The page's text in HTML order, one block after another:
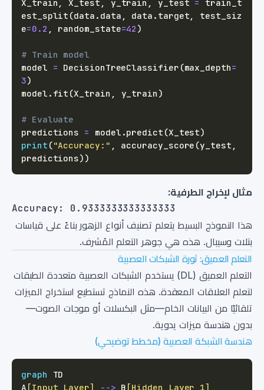
X_train , X_test , y_train , y_test =
train_t
est_split (data . data , data . target,
test_siz
e=0.2 , random_state=42 )
# Train model
model = DecisionTreeClassifier (max_depth=
3)
model . fit (X_train , y_train )
# Evaluate
predictions = model .predict (X_test)
print ("Accuracy:" , accuracy_score (y_test ,
predictions) )
مثال لإخراج الطرفية:
هذا النموذج البسيط يتعلم تصنيف أنواع الزهور بناءً على قياسات
بتلات وسيبال. هذه هي جوهر التعلم المُشرف.
التعلم العميق: ثورة الشبكات العصبية
التعلم العميق (DL) يستخدم الشبكات العصبية متعددة الطبقات
لتعلم العلاقات المعقدة. هذه النماذج تستطيع استخراج الميزات
تلقائيًا من البيانات الخام—مثل البكسلات أو موجات الصوت—
بدون هندسة ميزات يدوية.
هندسة الشبكة العصبية (مخطط توضيحي)
graph
A [Input Layer] --> B [Hidden Layer 1]